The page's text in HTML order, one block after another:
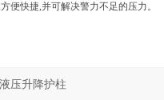
方便快捷,并可解决警力不足的压力。